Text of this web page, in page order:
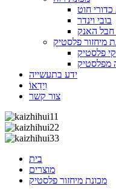
חוט
בובי וינדר
חבל האנק
מיחזור פלסטיק
פלסטיק
מפלסטיק
ידע בתעשייה
וִידֵאוֹ
צור קשר
בית
מוצרים
מכונת מיחזור פלסטיק